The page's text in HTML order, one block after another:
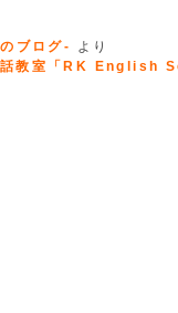
ブログ-
より
話教室「RK